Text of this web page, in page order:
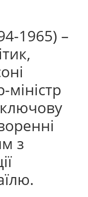
1965) –
міністр
ключову
з